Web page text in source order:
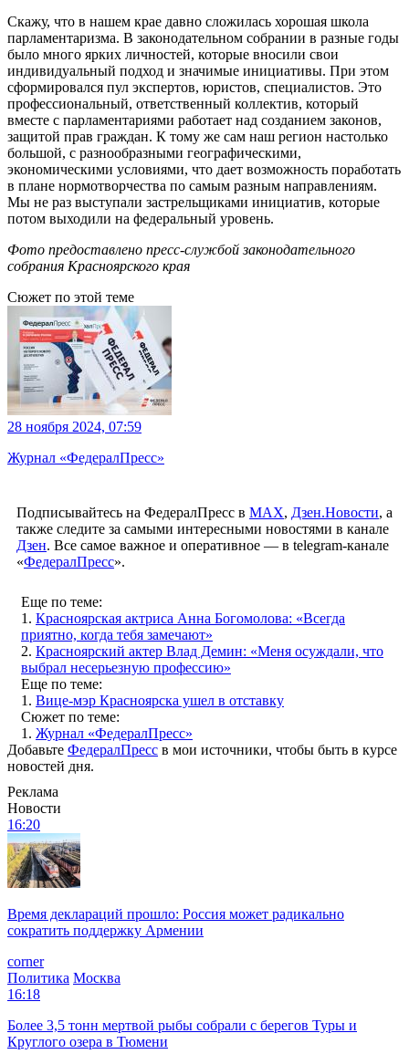
Скажу, что в нашем крае давно сложилась хорошая школа
парламентаризма. В законодательном собрании в разные годы
было много ярких личностей, которые вносили свои
индивидуальный подход и значимые инициативы. При этом
сформировался пул экспертов, юристов, специалистов. Это
профессиональный, ответственный коллектив, который
вместе с парламентариями работает над созданием законов,
защитой прав граждан. К тому же сам наш регион настолько
большой, с разнообразными географическими,
экономическими условиями, что дает возможность поработать
в плане нормотворчества по самым разным направлениям.
Мы не раз выступали застрельщиками инициатив, которые
потом выходили на федеральный уровень.
Фото предоставлено пресс-службой законодательного
собрания Красноярского края
Сюжет по этой теме
28 ноября 2024, 07:59
Журнал «ФедералПресс»
Подписывайтесь на ФедералПресс в МАХ, Дзен.Новости, а
также следите за самыми интересными новостями в канале
Дзен. Все самое важное и оперативное — в telegram-канале
«ФедералПресс».
Еще по теме:
1. Красноярская актриса Анна Богомолова: «Всегда
приятно, когда тебя замечают»
2. Красноярский актер Влад Демин: «Меня осуждали, что
выбрал несерьезную профессию»
Еще по теме:
1. Вице-мэр Красноярска ушел в отставку
Сюжет по теме:
1. Журнал «ФедералПресс»
Добавьте ФедералПресс в мои источники, чтобы быть в курсе
новостей дня.
Реклама
Новости
16:20
Время деклараций прошло: Россия может радикально
сократить поддержку Армении
corner
Политика Москва
16:18
Более 3,5 тонн мертвой рыбы собрали с берегов Туры и
Круглого озера в Тюмени